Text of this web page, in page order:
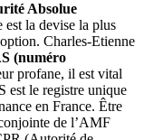
Absolue
la devise la plus
Charles-Etienne
(numéro
profane, il est vital
est le registre unique
en France. Être
de l’AMF